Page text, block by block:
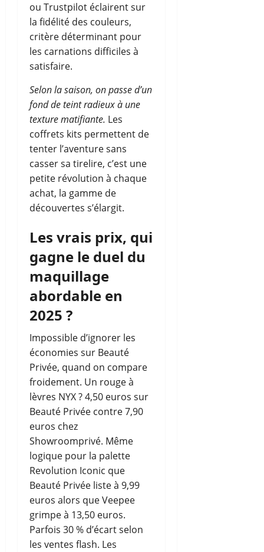
ou Trustpilot éclairent sur
la fidélité des couleurs,
critère déterminant pour
les carnations difficiles à
satisfaire.
Selon la saison, on passe d’un
fond de teint radieux à une
texture matifiante. Les
coffrets kits permettent de
tenter l’aventure sans
casser sa tirelire, c’est une
petite révolution à chaque
achat, la gamme de
découvertes s’élargit.
Les vrais prix, qui
gagne le duel du
maquillage
abordable en
2025 ?
Impossible d’ignorer les
économies sur Beauté
Privée, quand on compare
froidement. Un rouge à
lèvres NYX ? 4,50 euros sur
Beauté Privée contre 7,90
euros chez
Showroomprivé. Même
logique pour la palette
Revolution Iconic que
Beauté Privée liste à 9,99
euros alors que Veepee
grimpe à 13,50 euros.
Parfois 30 % d’écart selon
les ventes flash. Les